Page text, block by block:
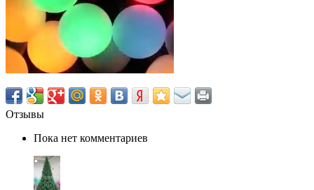
Отзывы
Пока нет комментариев